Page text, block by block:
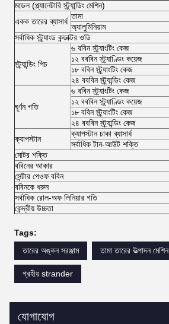
মডেল (প্ল্যানেটারি স্ট্র্যান্ডিং মেশিন)
একক তারের ব্যাসার্ধ
তামা
অ্যালুমিনিয়াম
সর্বাধিক স্ট্র্যাংড কন্ডাক্টর ওডি
স্ট্র্যান্ডিং পিচ
৬ ববিন স্ট্র্যাংটিং কেজ
১২ বববিন স্ট্র্যাণ্ডিং কয়েজ
১৮ ববিন স্ট্র্যাংটিং কেজ
২৪ বববিন স্ট্র্যান্ডিং কেজ
ঘূর্ণন গতি
৬ ববিন স্ট্র্যাংটিং কেজ
১২ বববিন স্ট্র্যাণ্ডিং কয়েজ
১৮ ববিন স্ট্র্যাংটিং কেজ
২৪ বববিন স্ট্র্যান্ডিং কেজ
ক্যাপস্টান
ক্যাপস্টান চাকা ব্যাসার্ধ
সর্বাধিক টান-আউট শক্তি
মোটর শক্তি
ববিনের আকার
সেন্টার পেওফ ববিন
ববিনকে ধরুন
সর্বাধিক রোল-অফ লিনিয়ার গতি
কেন্দ্রীয় উচ্চতা
Tags:
তারের অঙ্কন সরঞ্জাম
তামা তারের উত্পাদন মেশিন
গ্রহীয় strander
যোগাযোগ